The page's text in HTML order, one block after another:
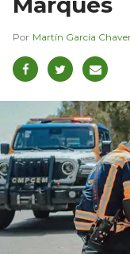
Martín García